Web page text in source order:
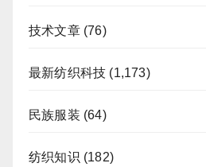
技术文章(76)
最新纺织科技 (1,173)
民族服装 (64)
纺织知识 (182)